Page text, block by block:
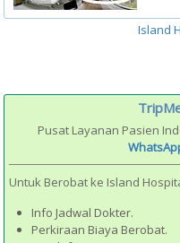
Island
Pusat Layanan Pasien
Untuk Berobat ke Island
Info Jadwal Dokter.
Perkiraan Biaya Berobat.